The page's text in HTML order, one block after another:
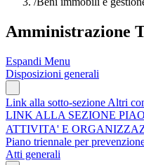
Amministrazione
Espandi Menu
Disposizioni generali
Link alla sotto-sezione Altri
LINK ALLA SEZIONE
ATTIVITA' E
Piano triennale per
Atti generali